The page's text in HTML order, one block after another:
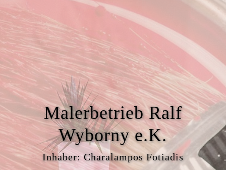
Malerbetrieb Ralf
Wyborny e.K.
Inhaber: Charalampos Fotiadis